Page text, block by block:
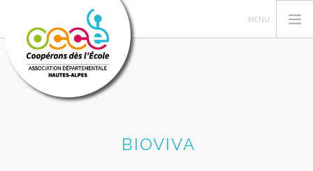
BIOVIVA